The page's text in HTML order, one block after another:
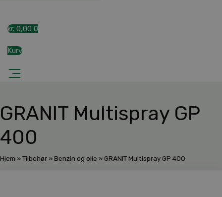
kr. 0,00 0
Kurv
GRANIT Multispray GP
400
Hjem »Tilbehør»Benzin og olie »GRANIT Multispray GP 400